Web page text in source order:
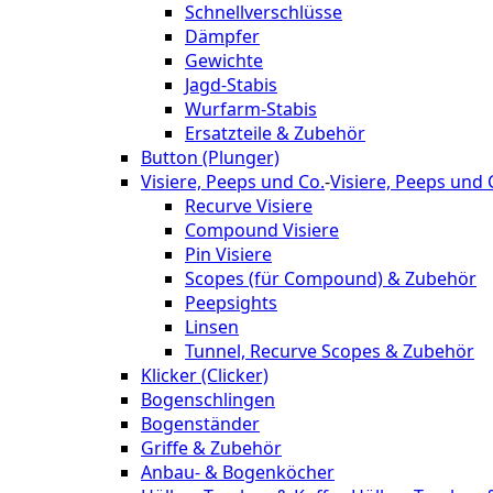
Schnellverschlüsse
Dämpfer
Gewichte
Jagd-Stabis
Wurfarm-Stabis
Ersatzteile & Zubehör
Button (Plunger)
Visiere, Peeps und Co.-Visiere, Peeps und
Recurve Visiere
Compound Visiere
Pin Visiere
Scopes (für Compound) & Zubehör
Peepsights
Linsen
Tunnel, Recurve Scopes & Zubehör
Klicker (Clicker)
Bogenschlingen
Bogenständer
Griffe & Zubehör
Anbau- & Bogenköcher